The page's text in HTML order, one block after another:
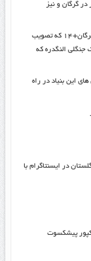
گرگان و نیز
توضیحات علیرضا پزشک پور در مورد طرح توسعه گرگان+۱۴ که تصویب
گرگان در پارک جنگلی النگدره که
این بنیاد در راه
در ایسنتاگرام با
پیشکسوت